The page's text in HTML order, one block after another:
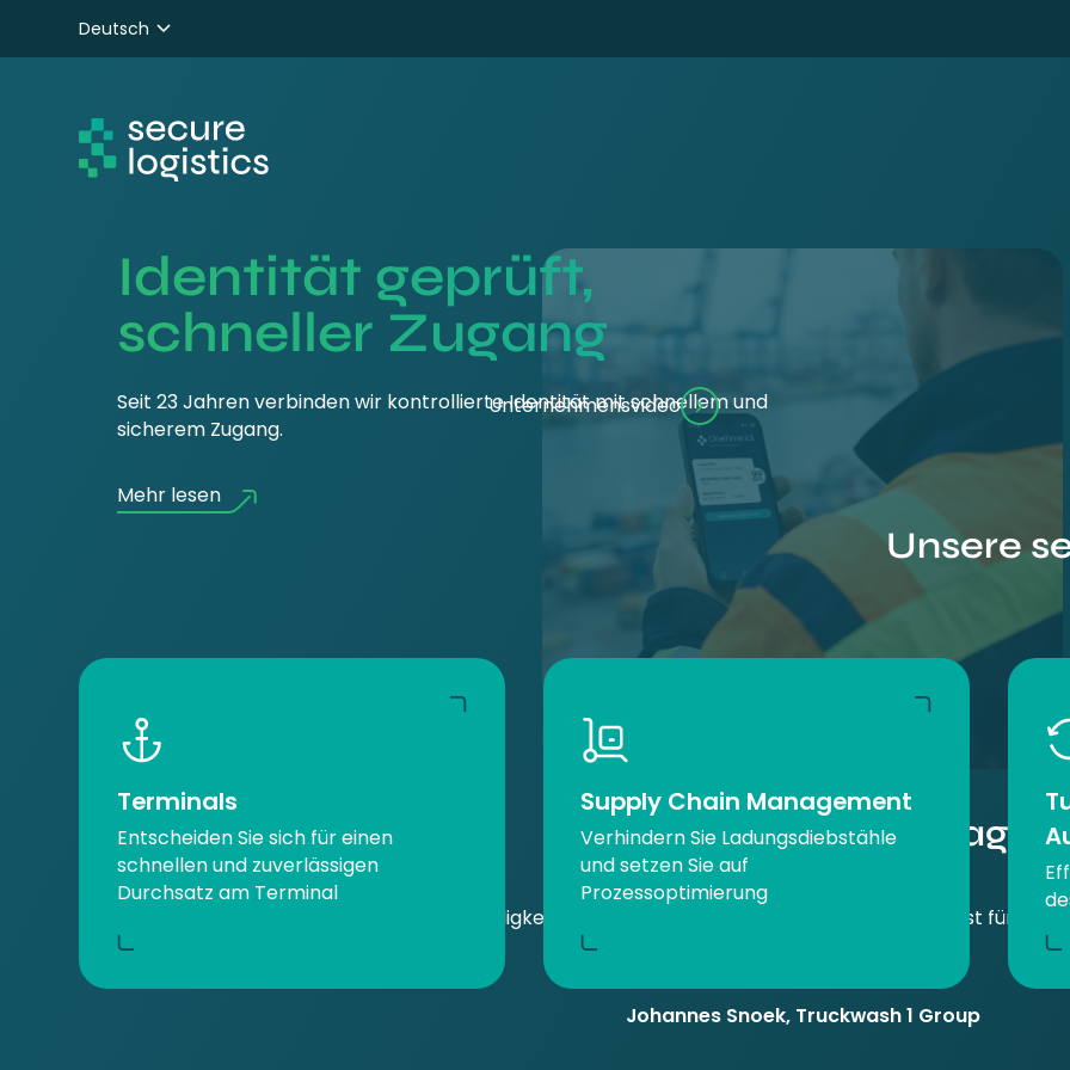
Deutsch
Nederlands
Identität geprüft,
schneller Zugang
Seit 23 Jahren verbinden wir kontrollierte Identität mit schnellem und
sicherem Zugang.
Mehr lesen
Unternehmensvideo
Unsere
Terminals
Entscheiden Sie sich für einen
schnellen und zuverlässigen
Durchsatz am Terminal
Supply Chain Management
Verhindern Sie Ladungsdiebstähle
und setzen Sie auf
Prozessoptimierung
Was unsere Kunden sagen
"Komfort, Schnelligkeit und keine Sorgen um die Abwicklung – das ist für uns
Johannes Snoek, Truckwash 1 Group